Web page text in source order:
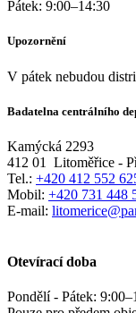
Pátek: 9:00–14:30
Upozornění
V pátek nebudou
Badatelna centrálního
Kamýcká 2293
412 01
Litoměřice -
Tel.: +420 412 552
Mobil: +420 731 448
E-mail:
Otevírací doba
Pondělí - Pátek: 9:00–